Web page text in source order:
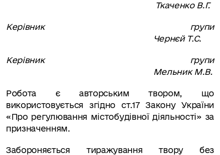
Ткаченко В.Г.
Керівник групи
Чернєй Т.С.
Керівник групи
Мельник М.В.
Робота є авторським твором, що
використовується згідно ст.17 Закону України
«Про регулювання містобудівної діяльності» за
призначенням.
Забороняється тиражування твору без